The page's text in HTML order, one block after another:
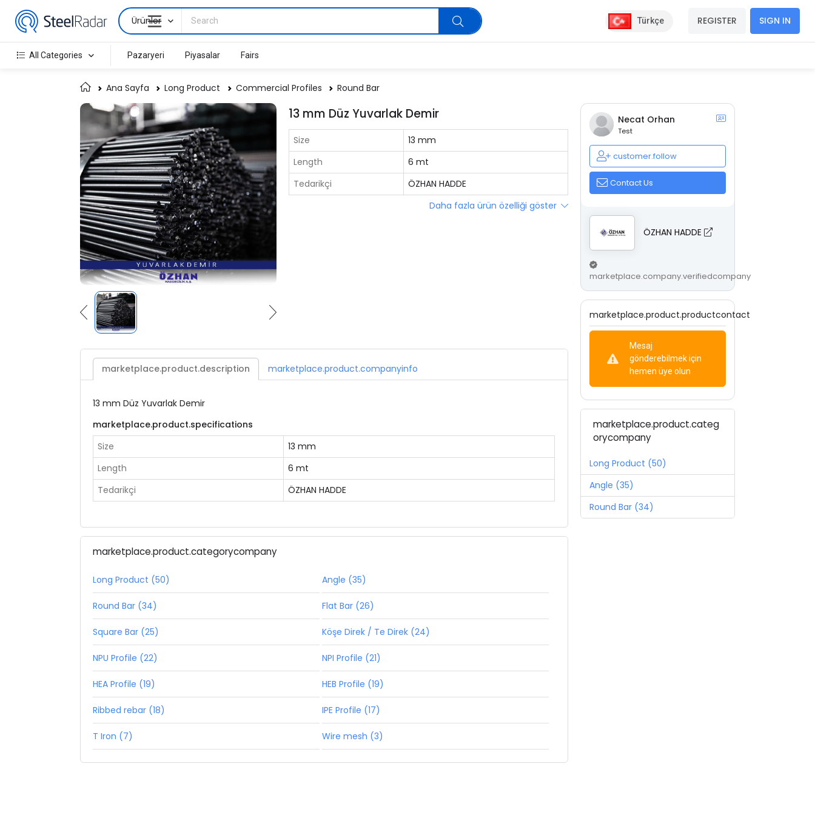
Ürünler Türkçe REGISTER SIGN IN
All Categories Pazaryeri Piyasalar Fairs
Ana Sayfa Long Product Commercial Profiles Round Bar
13 mm Düz Yuvarlak Demir
Size
13 mm
Length
6 mt
Tedarikçi
ÖZHAN HADDE
Daha fazla ürün özelliği göster
marketplace.product.description marketplace.product.companyinfo
13 mm Düz Yuvarlak Demir
marketplace.product.specifications
Size
13 mm
Length
6 mt
Tedarikçi
ÖZHAN HADDE
marketplace.product.categorycompany
Long Product (50) Angle (35)
Round Bar (34) Flat Bar (26)
Square Bar (25) Köşe Direk / Te Direk (24)
NPU Profile (22) NPI Profile (21)
HEA Profile (19) HEB Profile (19)
Ribbed rebar (18) IPE Profile (17)
T Iron (7) Wire mesh (3)
Necat Orhan
Test
customer.follow
Contact Us
ÖZHAN HADDE
marketplace.company.verifiedcompany
marketplace.product.productcontact
Mesaj
gönderebilmek için
hemen üye olun
marketplace.product.categ
orycompany
Long Product (50)
Angle (35)
Round Bar (34)